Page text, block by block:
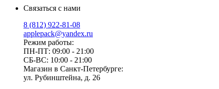
Связаться с нами
8 (812) 922-81-08
applepack@yandex.ru
Режим работы:
ПН-ПТ: 09:00 - 21:00
СБ-ВС: 10:00 - 21:00
Магазин в Санкт-Петербурге:
ул. Рубинштейна, д. 26